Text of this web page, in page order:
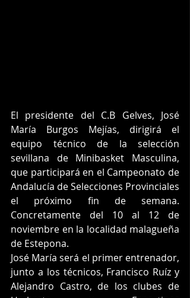
El presidente del C.B Gelves, José
María Burgos Mejías, dirigirá el
equipo técnico de la selección
sevillana de Minibasket Masculina,
que participará en el Campeonato de
Andalucía de Selecciones Provinciales
el próximo fin de semana.
Concretamente del 10 al 12 de
noviembre en la localidad malagueña
de Estepona.
José María será el primer entrenador,
junto a los técnicos, Francisco Ruíz y
Alejandro Castro, de los clubes de